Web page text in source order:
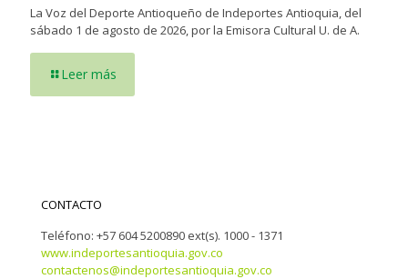
La Voz del Deporte Antioqueño de Indeportes Antioquia, del
sábado 1 de agosto de 2026, por la Emisora Cultural U. de A.
Leer más
CONTACTO
Teléfono: +57 604 5200890 ext(s). 1000 - 1371
www.indeportesantioquia.gov.co
contactenos@indeportesantioquia.gov.co